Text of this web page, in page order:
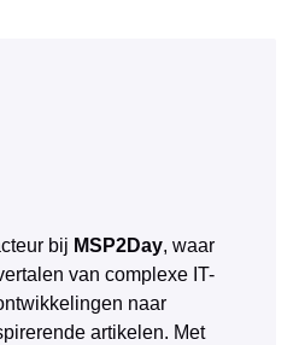
bij MSP2Day, waar
van complexe IT-
naar
artikelen. Met